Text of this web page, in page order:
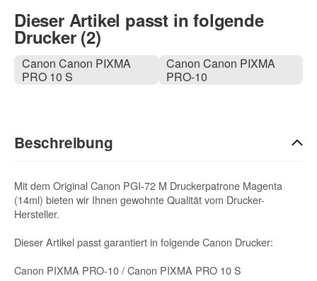
Dieser Artikel passt in folgende
Drucker (2)
Canon Canon PIXMA
PRO 10 S
Canon Canon PIXMA
PRO-10
Beschreibung
Mit dem Original Canon PGI-72 M Druckerpatrone Magenta
(14ml) bieten wir Ihnen gewohnte Qualität vom Drucker-
Hersteller.
Dieser Artikel passt garantiert in folgende Canon Drucker:
Canon PIXMA PRO-10 / Canon PIXMA PRO 10 S